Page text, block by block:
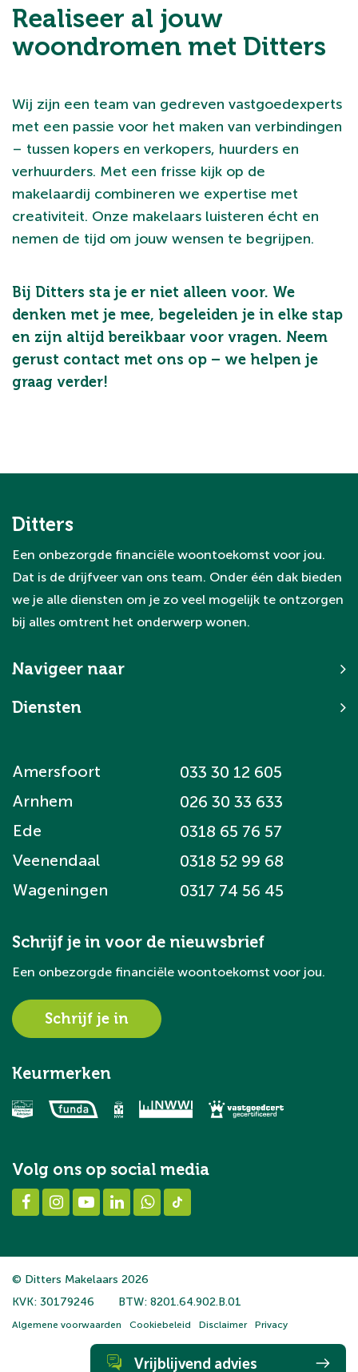
Realiseer al jouw
woondromen met Ditters
Wij zijn een team van gedreven vastgoedexperts
met een passie voor het maken van verbindingen
– tussen kopers en verkopers, huurders en
verhuurders. Met een frisse kijk op de
makelaardij combineren we expertise met
creativiteit. Onze makelaars luisteren écht en
nemen de tijd om jouw wensen te begrijpen.
Bij Ditters sta je er niet alleen voor. We
denken met je mee, begeleiden je in elke stap
en zijn altijd bereikbaar voor vragen. Neem
gerust contact met ons op – we helpen je
graag verder!
Ditters
Een onbezorgde financiële woontoekomst voor jou.
Dat is de drijfveer van ons team. Onder één dak bieden
we je alle diensten om je zo veel mogelijk te ontzorgen
bij alles omtrent het onderwerp wonen.
Navigeer naar
Diensten
Amersfoort
033 30 12 605
Arnhem
026 30 33 633
Ede
0318 65 76 57
Veenendaal
0318 52 99 68
Wageningen
0317 74 56 45
Schrijf je in voor de nieuwsbrief
Een onbezorgde financiële woontoekomst voor jou.
Schrijf je in
Keurmerken
Volg ons op social media
Vrijblijvend advies
© Ditters Makelaars 2026
KVK: 30179246
BTW: 8201.64.902.B.01
Algemene voorwaarden Cookiebeleid Disclaimer Privacy